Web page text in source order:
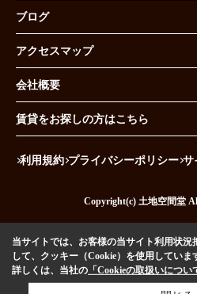
ブログ
アクセスマップ
会社概要
賃貸をお探しの方はこちら
利用規約 プライバシーポリシー サ
Copyright(c) 土地空間堂
当サイトでは、お客様の当サイト利用状況
して、クッキー（Cookie）を使用していま
詳しくは、当社の 「Cookieの取扱いについ